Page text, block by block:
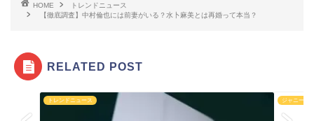
HOME
トレンドニュース
【徹底調査】中村倫也には前妻がいる？水卜麻美とは再婚って本当？
RELATED POST
トレンドニュース ジャニーズ